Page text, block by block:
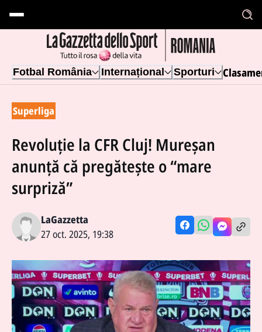
Fotbal România Internațional Sporturi
Superliga
Revoluție la CFR Cluj! Mureșan
anunță că pregătește o “mare
surpriză”
LaGazzetta
27 oct. 2025, 19:38